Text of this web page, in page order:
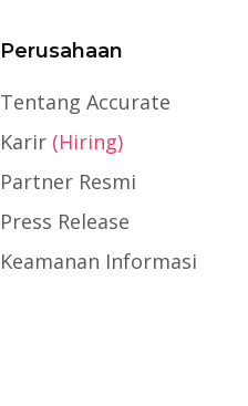
Perusahaan
Tentang Accurate
Karir (Hiring)
Partner Resmi
Press Release
Keamanan Informasi